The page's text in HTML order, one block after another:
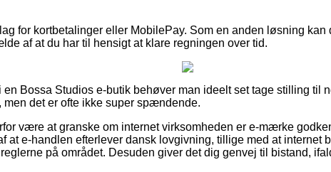
for kortbetalinger eller MobilePay. Som en anden løsning
af at du har til hensigt at klare regningen over tid.
en Bossa Studios e-butik behøver man ideelt set tage stilling til
men det er ofte ikke super spændende.
være at granske om internet virksomheden er e-mærke
at e-handlen efterlever dansk lovgivning, tillige med at internet
på området. Desuden giver det dig genvej til bistand,